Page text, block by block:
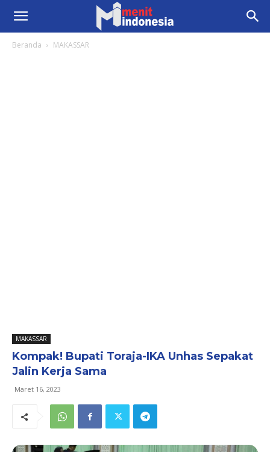
Beranda MAKASSAR
MAKASSAR
Kompak! Bupati Toraja-IKA Unhas Sepakat
Jalin Kerja Sama
Maret 16, 2023